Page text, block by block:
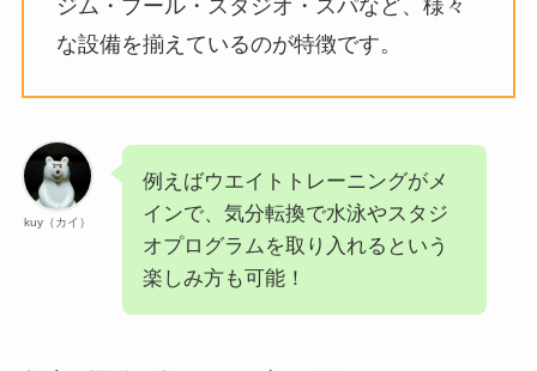
ジム・プール・スタジオ・スパなど、様々
な設備を揃えているのが特徴です。
kuy（カイ）
例えばウエイトトレーニングがメ
インで、気分転換で水泳やスタジ
オプログラムを取り入れるという
楽しみ方も可能！